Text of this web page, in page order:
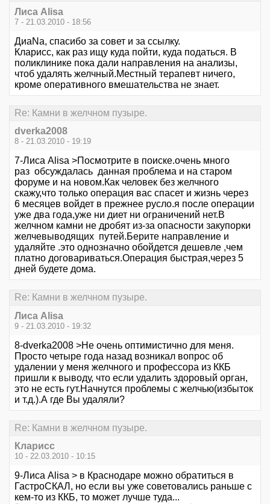
Лиса Alisa
7 - 21.03.2010 - 18:56
ДиаNa, спасибо за совет и за ссылку.
Кларисс, как раз ищу куда пойти, куда податься. В
поликлинике пока дали направления на анализы,
чтоб удалять желчный.Местный терапевт ничего,
кроме оперативного вмешательства не знает.
Re: Камни в желчном пузыре.
dverka2008
8 - 21.03.2010 - 19:19
7-Лиса Alisa >Посмотрите в поиске.очень много
раз обсуждалась данная проблема и на старом
форуме и на новом.Как человек без желчного
скажу,что только операция вас спасет и жизнь через
6 месяцев войдет в прежнее русло.я после операции
уже два года,уже ни диет ни ограничений нет.В
желчном камни не дробят из-за опасности закупорки
желчевыводящих путей.Берите направление и
удаляйте .это однозначно обойдется дешевле ,чем
платно договариваться.Операция быстрая,через 5
дней будете дома.
Re: Камни в желчном пузыре.
Лиса Alisa
9 - 21.03.2010 - 19:32
8-dverka2008 >Не очень оптимистично для меня.
Просто четыре года назад возникал вопрос об
удалении у меня желчного и профессора из ККБ
пришли к выводу, что если удалить здоровый орган,
это не есть гут.Начнутся проблемы с желчью(избыток
и т.д.).А где Вы удаляли?
Re: Камни в желчном пузыре.
Кларисс
10 - 22.03.2010 - 10:15
9-Лиса Alisa > в Краснодаре можно обратиться в
ГастроСКАЛ, но если вы уже советовались раньше с
кем-то из ККБ, то может лучше туда...